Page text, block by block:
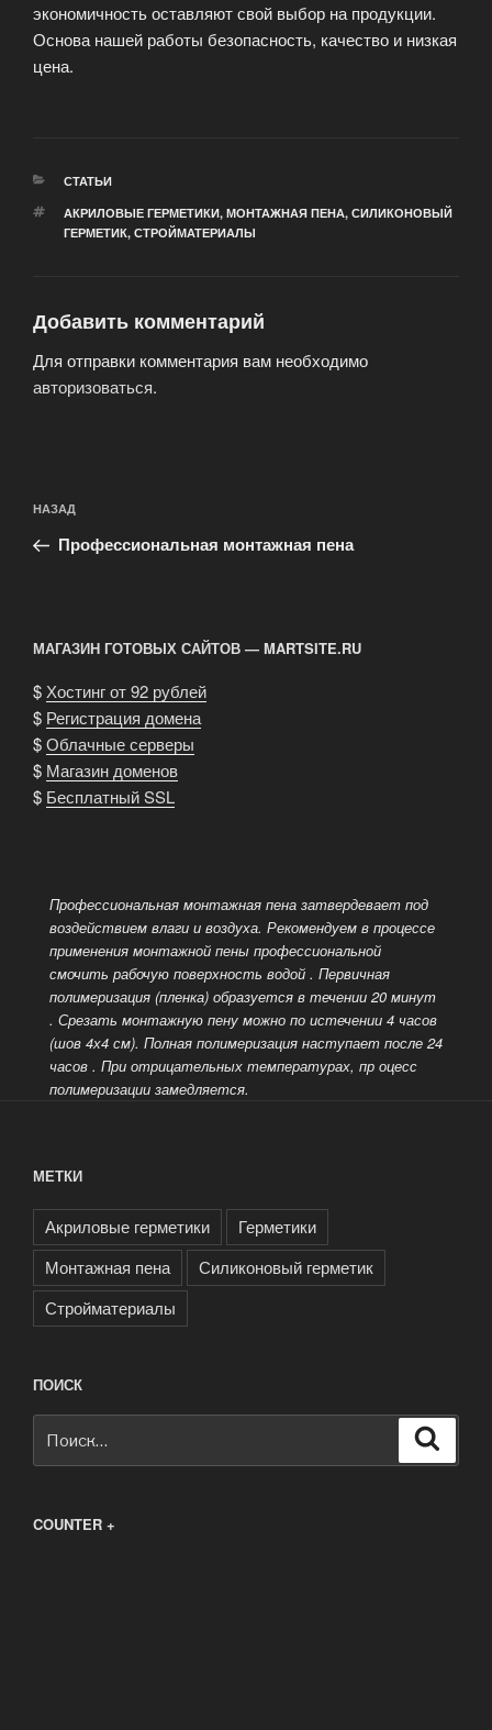
экономичность оставляют свой выбор на продукции.
Основа нашей работы безопасность, качество и низкая
цена.
РУБРИКИ
СТАТЬИ
МЕТКИ
АКРИЛОВЫЕ ГЕРМЕТИКИ, МОНТАЖНАЯ ПЕНА, СИЛИКОНОВЫЙ
ГЕРМЕТИК, СТРОЙМАТЕРИАЛЫ
Добавить комментарий
Для отправки комментария вам необходимо
авторизоваться.
по
записям
Предыдущая
запись:
НАЗАД
Профессиональная монтажная пена
МАГАЗИН ГОТОВЫХ САЙТОВ — MARTSITE.RU
$ Хостинг от 92 рублей
$ Регистрация домена
$Облачные серверы
$ Магазин доменов
$ Бесплатный SSL
Профессиональная монтажная пена затвердевает под
воздействием влаги и воздуха. Рекомендуем в процессе
применения монтажной пены профессиональной
смочить рабочую поверхность водой . Первичная
полимеризация (пленка) образуется в течении 20 минут
. Срезать монтажную пену можно по истечении 4 часов
(шов 4х4 см). Полная полимеризация наступает после 24
часов . При отрицательных температурах, пр оцесс
полимеризации замедляется.
МЕТКИ
Акриловые герметики
Герметики
Монтажная пена
Силиконовый герметик
Стройматериалы
ПОИСК
COUNTER +